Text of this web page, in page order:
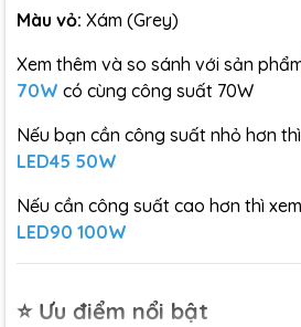
Màu vỏ: Xám (Grey)
Xem thêm và so sánh với sản
70W có cùng công suất 70W
Nếu bạn cần công suất nhỏ hơn
LED45 50W
Nếu cần công suất cao hơn thì
LED90 100W
⭐ Ưu điểm nổi bật